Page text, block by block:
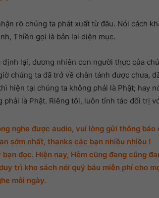
rõ chúng ta phát xuất từ đâu. Nói cách
Thiền gọi là bản lai diện mục.
định lại, đương nhiên con người thực của
chúng ta đã trở về chân tánh được chưa,
hiện tại chúng ta không phải là Phật; hay
phải là Phật. Riêng tôi, luôn tỉnh táo đối trị
nghe được audio, vui lòng gửi thông
sớm nhất, thanks các bạn nhiều nhiều !
bạn đọc. Hiện nay, Hẻm cũng đang cũng
trì kho sách nói quý báu miễn phí cho
mỗi ngày.